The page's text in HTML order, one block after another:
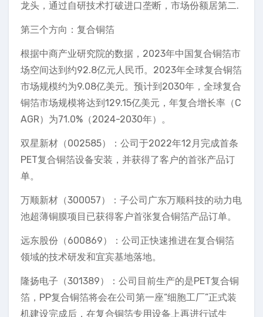
龙头，通过自研技术打破进口垄断，市场份额居第二.
第三个方向：复合铜箔
根据中商产业研究院的数据，2023年中国复合铜箔市
场空间达到约92.8亿元人民币。2023年全球复合铜箔
市场规模约为9.08亿美元。预计到2030年，全球复合
铜箔市场规模将达到129.15亿美元，年复合增长率（C
AGR）为71.0%（2024-2030年）。
双星新材（002585）：公司于2022年12月完成首条
PET复合铜箔设备安装，并获得了客户的首张产品订
单。
万顺新材（300057）：子公司广东万顺科技的动力电
池超薄铜膜项目已获得客户首张复合铜箔产品订单。
远东股份（600869）：公司正快速推进在复合铜箔
领域的技术研发和宜宾基地落地。
隆扬电子（301389）：公司目前生产的是PET复合铜
箔，PP复合铜箔将会在公司第一座“细胞工厂”正式装
机建设完成后，在复合铜箔专用设备上再进行试生